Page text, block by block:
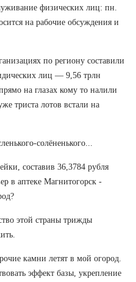
физических лиц: пн.
на рабочие обсуждения и
по региону составили
лиц — 9,56 трлн
на глазах кому то налили
триста лотов встали на
солёненького...
составив 36,3784 рубля
в аптеке Магнитогорск -
этой страны трижды
камни летят в мой огород.
эффект базы, укрепление